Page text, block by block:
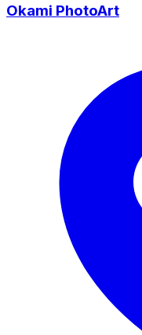
Okami PhotoArt